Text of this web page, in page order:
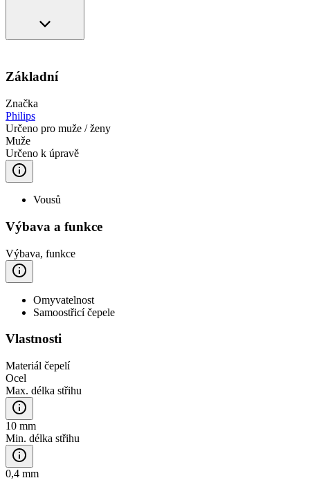
Základní
Značka
Philips
Určeno pro muže / ženy
Muže
Určeno k úpravě
Vousů
Výbava a funkce
Výbava, funkce
Omyvatelnost
Samoostřicí čepele
Vlastnosti
Materiál čepelí
Ocel
Max. délka střihu
10 mm
Min. délka střihu
0,4 mm